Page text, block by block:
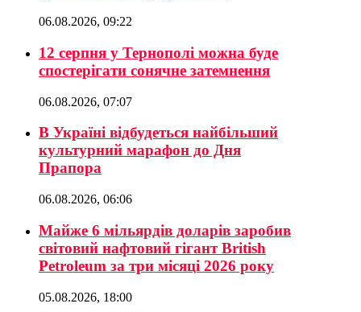
06.08.2026, 09:22
12 серпня у Тернополі можна буде
спостерігати сонячне затемнення
06.08.2026, 07:07
В Україні відбудеться найбільший
культурний марафон до Дня
Прапора
06.08.2026, 06:06
Майже 6 мільярдів доларів заробив
світовий нафтовий гігант British
Petroleum за три місяці 2026 року
05.08.2026, 18:00